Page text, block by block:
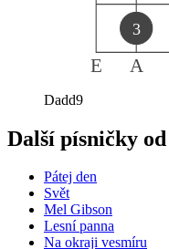
E A
3
Dadd9
Další písničky od
Pátej den
Svět
Mel Gibson
Lesní panna
Na okraji vesmíru